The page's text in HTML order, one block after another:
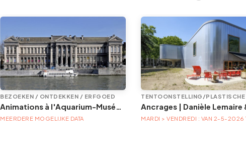
BEZOEKEN / ONTDEKKEN / ERFGOED
Animations à l'Aquarium-Muséum
MEERDERE MOGELIJKE DATA